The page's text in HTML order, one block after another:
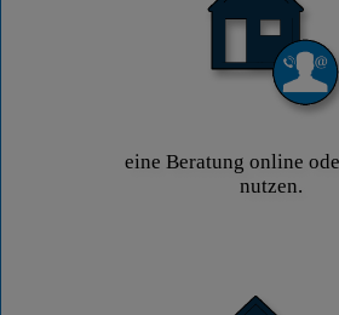
eine Beratung online
nutzen.